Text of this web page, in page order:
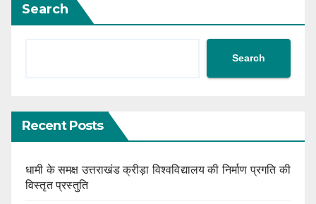
Search
Search
Recent Posts
धामी के समक्ष उत्तराखंड क्रीड़ा विश्वविद्यालय की निर्माण प्रगति की
विस्तृत प्रस्तुति